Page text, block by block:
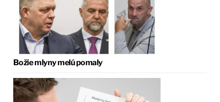
Božie mlyny melú pomaly